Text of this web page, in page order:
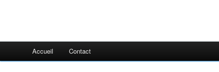
Accueil Contact